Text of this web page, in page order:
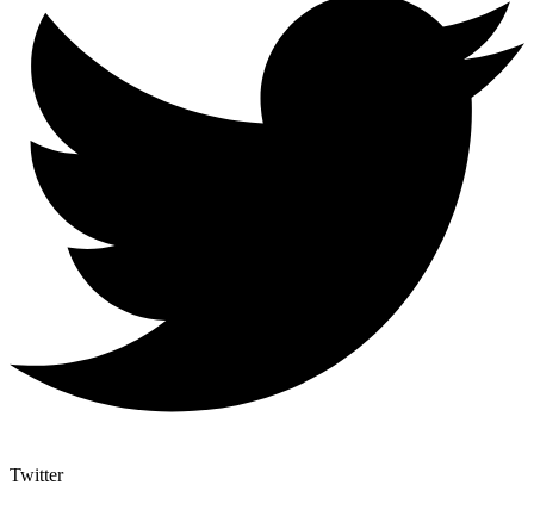
Twitter